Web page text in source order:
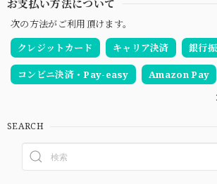
お支払い方法について
次の方法がご利用頂けます。
クレジットカード
キャリア決済 銀行
コンビニ決済・Pay-easy Amazon Pay
SEARCH